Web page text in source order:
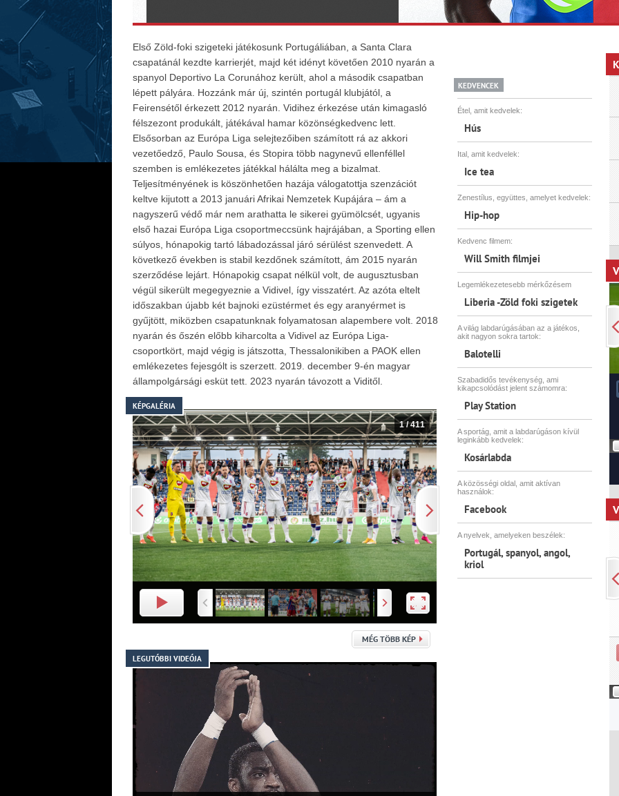
Első Zöld-foki szigeteki játékosunk Portugáliában, a Santa Clara
csapatánál kezdte karrierjét, majd két idényt követően 2010 nyarán a
spanyol Deportivo La Corunához került, ahol a második csapatban
lépett pályára. Hozzánk már új, szintén portugál klubjától, a
Feirensétől érkezett 2012 nyarán. Vidihez érkezése után kimagasló
félszezont produkált, játékával hamar közönségkedvenc lett.
Elsősorban az Európa Liga selejtezőiben számított rá az akkori
vezetőedző, Paulo Sousa, és Stopira több nagynevű ellenféllel
szemben is emlékezetes játékkal hálálta meg a bizalmat.
Teljesítményének is köszönhetően hazája válogatottja szenzációt
keltve kijutott a 2013 januári Afrikai Nemzetek Kupájára – ám a
nagyszerű védő már nem arathatta le sikerei gyümölcsét, ugyanis
első hazai Európa Liga csoportmeccsünk hajrájában, a Sporting ellen
súlyos, hónapokig tartó lábadozással járó sérülést szenvedett. A
következő években is stabil kezdőnek számított, ám 2015 nyarán
szerződése lejárt. Hónapokig csapat nélkül volt, de augusztusban
végül sikerült megegyeznie a Vidivel, így visszatért. Az azóta eltelt
időszakban újabb két bajnoki ezüstérmet és egy aranyérmet is
gyűjtött, miközben csapatunknak folyamatosan alapembere volt. 2018
nyarán és őszén előbb kiharcolta a Vidivel az Európa Liga-
csoportkört, majd végig is játszotta, Thessalonikiben a PAOK ellen
emlékezetes fejesgólt is szerzett. 2019. december 9-én magyar
állampolgársági esküt tett. 2023 nyarán távozott a Viditől.
KÉPGALÉRIA
1/411
MÉG TÖBB KÉP
LEGUTÓBBI VIDEÓJA
KEDVENCEK
Étel, amit kedvelek:
Hús
Ital, amit kedvelek:
Ice tea
Zenestílus, együttes, amelyet kedvelek:
Hip-hop
Kedvenc filmem:
Will Smith filmjei
Legemlékezetesebb mérkőzésem
Liberia -Zöld foki szigetek
A világ labdarúgásában az a játékos,
akit nagyon sokra tartok:
Balotelli
Szabadidős tevékenység, ami
kikapcsolódást jelent számomra:
Play Station
A sportág, amit a labdarúgáson kívül
leginkább kedvelek:
Kosárlabda
A közösségi oldal, amit aktívan
használok:
Facebook
A nyelvek, amelyeken beszélek:
Portugál, spanyol, angol,
kriol